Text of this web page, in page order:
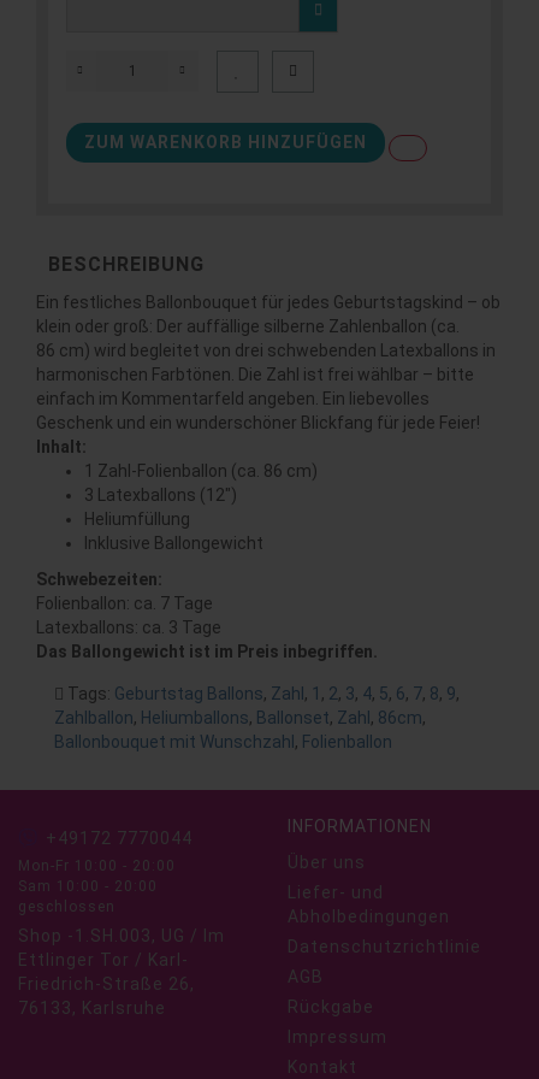
ZUM WARENKORB HINZUFÜGEN
BESCHREIBUNG
Ein festliches Ballonbouquet für jedes Geburtstagskind – ob
klein oder groß: Der auffällige silberne Zahlenballon (ca.
86 cm) wird begleitet von drei schwebenden Latexballons in
harmonischen Farbtönen. Die Zahl ist frei wählbar – bitte
einfach im Kommentarfeld angeben. Ein liebevolles
Geschenk und ein wunderschöner Blickfang für jede Feier!
Inhalt:
1 Zahl-Folienballon (ca. 86 cm)
3 Latexballons (12")
Heliumfüllung
Inklusive Ballongewicht
Schwebezeiten:
Folienballon: ca. 7 Tage
Latexballons: ca. 3 Tage
Das Ballongewicht ist im Preis inbegriffen.
Tags: Geburtstag Ballons, Zahl, 1 , 2, 3, 4, 5, 6, 7, 8, 9,
Zahlballon, Heliumballons, Ballonset, Zahl, 86cm,
Ballonbouquet mit Wunschzahl, Folienballon
+49172 7770044
Mon-Fr 10:00 - 20:00
Sam 10:00 - 20:00
geschlossen
Shop -1.SH.003, UG / Im
Ettlinger Tor / Karl-
Friedrich-Straße 26,
76133, Karlsruhe
INFORMATIONEN
Über uns
Liefer- und
Abholbedingungen
Datenschutzrichtlinie
AGB
Rückgabe
Impressum
Kontakt